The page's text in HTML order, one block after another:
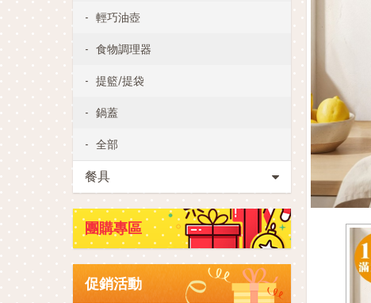
輕巧油壺
食物調理器
提籃/提袋
鍋蓋
全部
餐具
團購專區
促銷活動